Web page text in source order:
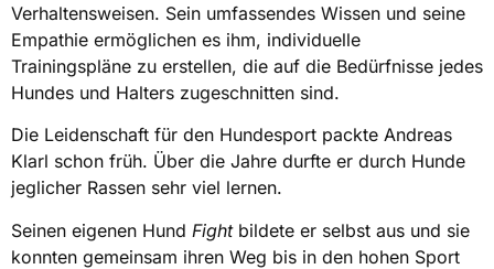
Verhaltensweisen. Sein umfassendes Wissen und seine
Empathie ermöglichen es ihm, individuelle
Trainingspläne zu erstellen, die auf die Bedürfnisse jedes
Hundes und Halters zugeschnitten sind.
Die Leidenschaft für den Hundesport packte Andreas
Klarl schon früh. Über die Jahre durfte er durch Hunde
jeglicher Rassen sehr viel lernen.
Seinen eigenen Hund Fightbildete er selbst aus und sie
konnten gemeinsam ihren Weg bis in den hohen Sport